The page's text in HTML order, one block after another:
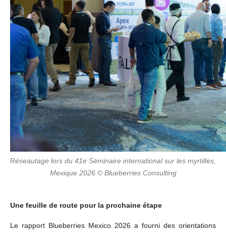
Réseautage lors du 41e Séminaire international sur les myrtilles,
Mexique 2026 © Blueberries Consulting
Une feuille de route pour la prochaine étape
Le rapport Blueberries Mexico 2026 a fourni des orientations